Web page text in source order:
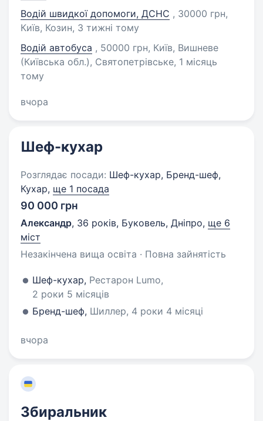
Водій швидкої допомоги, ДСНС , 30000 грн,
Київ, Козин, 3 тижні тому
Водій автобуса , 50000 грн, Київ, Вишневе
(Київська обл.), Святопетрівське, 1 місяць
тому
вчора
Шеф-кухар
Розглядає посади: Шеф-кухар, Бренд-шеф,
Кухар, ще 1 посада
90 000 грн
Александр, 36 років, Буковель, Дніпро, ще 6
міст
Незакінчена вища освіта · Повна зайнятість
Шеф-кухар, Рестарон Lumo,
2 роки 5 місяців
Бренд-шеф, Шиллер, 4 роки 4 місяці
вчора
Збиральник